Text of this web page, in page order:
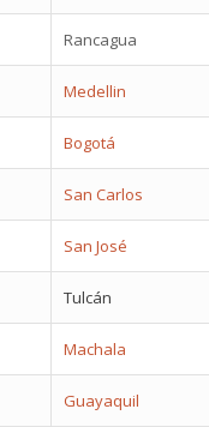
Rancagua
Medellin
Bogotá
San Carlos
San José
Tulcán
Machala
Guayaquil